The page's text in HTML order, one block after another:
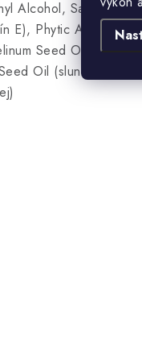
Alcohol, Saccharide
E), Phytic Acid
Seed Oil
Oil (slunečnicový